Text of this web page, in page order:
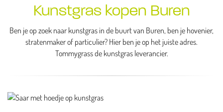
Kunstgras kopen Buren
Ben je op zoek naar kunstgras in de buurt van Buren, ben je hovenier,
stratenmaker of particulier? Hier ben je op het juiste adres.
Tommygrass de kunstgras leverancier.